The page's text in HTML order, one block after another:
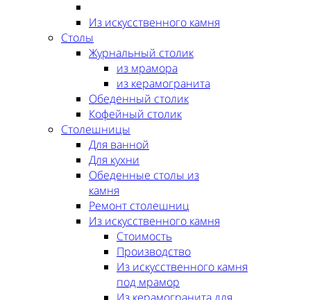
Из искусственного камня
Столы
Журнальный столик
из мрамора
из керамогранита
Обеденный столик
Кофейный столик
Столешницы
Для ванной
Для кухни
Обеденные столы из
камня
Ремонт столешниц
Из искусственного камня
Стоимость
Производство
Из искусственного камня
под мрамор